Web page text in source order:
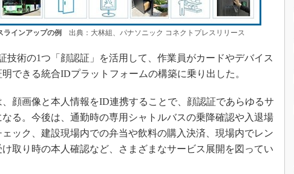
インアップの例 出典：大林組、パナソニック コネクトプレスリリース
術の1つ「顔認証」を活用して、作業員がカードやデバイス
できる統合IDプラットフォームの構築に乗り出した。
顔画像と本人情報をID連携することで、顔認証であらゆるサ
る。今後は、通勤時の専用シャトルバスの乗降確認や入退場
ック、建設現場内での弁当や飲料の購入決済、現場内でレン
取り時の本人確認など、さまざまなサービス展開を図ってい